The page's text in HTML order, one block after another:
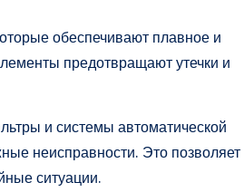
обеспечивают плавное и
предотвращают утечки и
и системы автоматической
неисправности. Это позволяет
ситуации.